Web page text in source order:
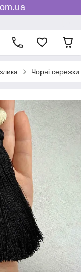
Чорні